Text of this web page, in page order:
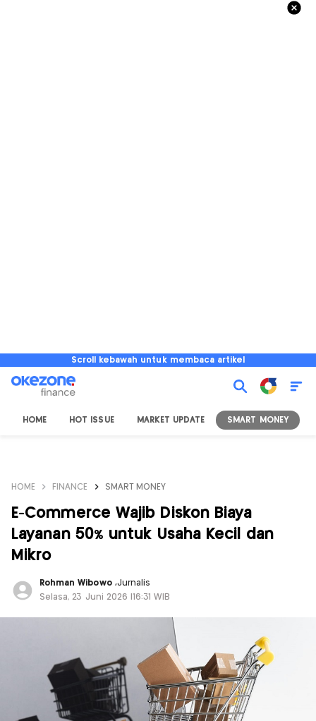
Scroll kebawah untuk membaca artikel
HOME HOT ISSUE MARKET UPDATE SMART MONEY
HOME FINANCE SMART MONEY
E-Commerce Wajib Diskon Biaya
Layanan 50% untuk Usaha Kecil dan
Mikro
Rohman Wibowo ,Jurnalis
Selasa, 23 Juni 2026 |16:31 WIB